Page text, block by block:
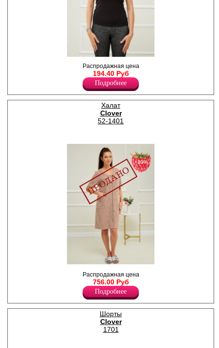
Топ женский из хлопкового
полотна, на узких бретелях,
однотонный.
Хлопок 95%
Эластан 5%
Распродажная цена
194.40 Руб
Подробнее
Халат
Clover
52-1401
Халат женский махровый, с
короткими рукавами,
округлым вырезом
горловины, центральная
застежка на молнию,
боковые карманы.
Хлопок 20%
Полиэстер 80%
−20%
Распродажная цена
756.00 Руб
Подробнее
Шорты
Clover
1701